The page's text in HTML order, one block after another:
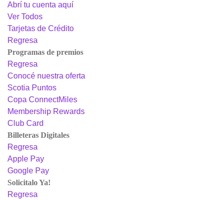
Abrí tu cuenta aquí
Ver Todos
Tarjetas de Crédito
Regresa
Programas de premios
Regresa
Conocé nuestra oferta
Scotia Puntos
Copa ConnectMiles
Membership Rewards
Club Card
Billeteras Digitales
Regresa
Apple Pay
Google Pay
Solicitalo Ya!
Regresa